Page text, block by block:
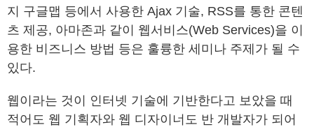
지 구글맵 등에서 사용한 Ajax 기술, RSS를 통한 콘텐
츠 제공, 아마존과 같이 웹서비스(Web Services)을 이
용한 비즈니스 방법 등은 훌륭한 세미나 주제가 될 수
있다.
웹이라는 것이 인터넷 기술에 기반한다고 보았을 때
적어도 웹 기획자와 웹 디자이너도 반 개발자가 되어